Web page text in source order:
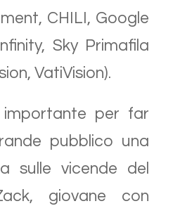
CHILI, Google
Sky Primafila
VatiVision).
importante per far
pubblico una
sulle vicende del
giovane con